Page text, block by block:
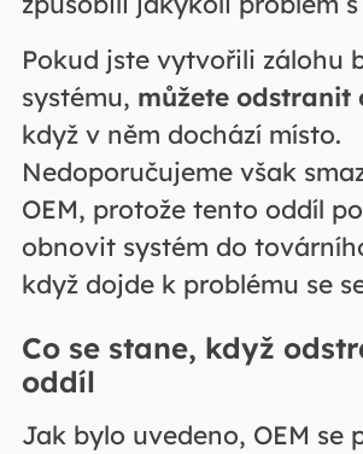
Pokud jste vytvořili zálohu
systému, můžete odstranit
když v něm dochází místo.
Nedoporučujeme však
OEM, protože tento oddíl
obnovit systém do
když dojde k problému se
Co se stane, když
oddíl
Jak bylo uvedeno, OEM se